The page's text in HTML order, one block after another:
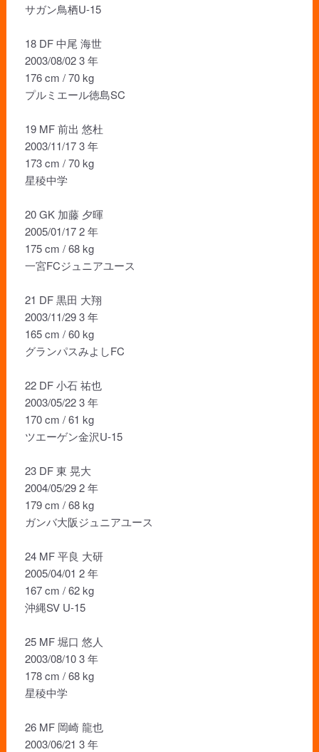
サガン鳥栖U-15
18 DF 中尾 海世
2003/08/02 3 年
176 cm / 70 kg
プルミエール徳島SC
19 MF 前出 悠杜
2003/11/17 3 年
173 cm / 70 kg
星稜中学
20 GK 加藤 夕暉
2005/01/17 2 年
175 cm / 68 kg
一宮FCジュニアユース
21 DF 黒田 大翔
2003/11/29 3 年
165 cm / 60 kg
グランパスみよしFC
22 DF 小石 祐也
2003/05/22 3 年
170 cm / 61 kg
ツエーゲン金沢U-15
23 DF 東 晃大
2004/05/29 2 年
179 cm / 68 kg
ガンバ大阪ジュニアユース
24 MF 平良 大研
2005/04/01 2 年
167 cm / 62 kg
沖縄SV U-15
25 MF 堀口 悠人
2003/08/10 3 年
178 cm / 68 kg
星稜中学
26 MF 岡崎 龍也
2003/06/21 3 年